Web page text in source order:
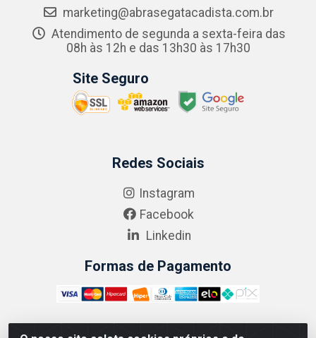
marketing@abrasegatacadista.com.br
Atendimento de segunda a sexta-feira das
08h às 12h e das 13h30 às 17h30
Site Seguro
Redes Sociais
Instagram
Facebook
Linkedin
Formas de Pagamento